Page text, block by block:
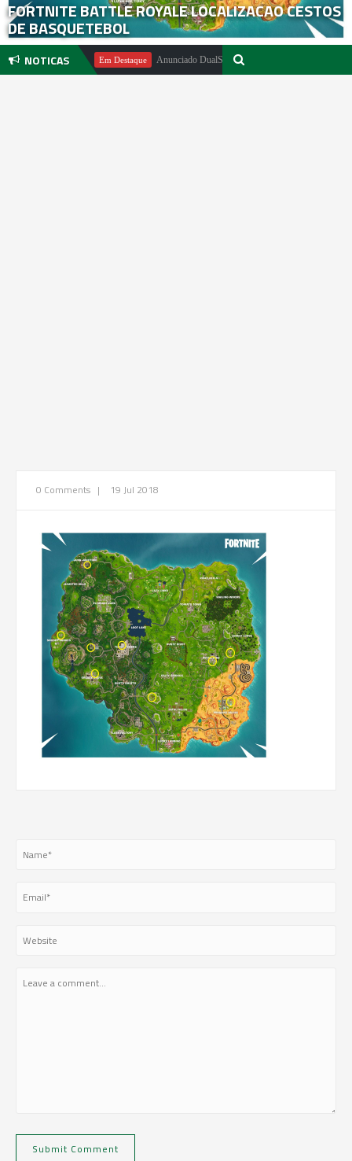
FORTNITE BATTLE ROYALE LOCALIZACAO CESTOS
DE BASQUETEBOL
NOTICAS
Pachter Em Destaque Anunciado DualSense The Last of Us Limited Edition
0 Comments | 19 Jul 2018